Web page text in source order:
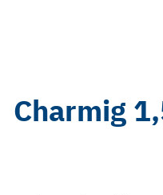
Charmig